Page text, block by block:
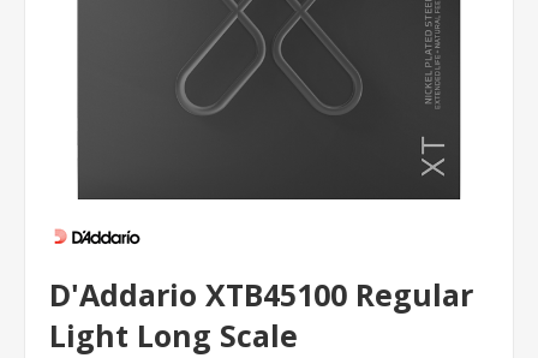
D'Addario XTB45100 Regular
Light Long Scale